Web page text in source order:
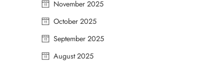
November 2025
October 2025
September 2025
August 2025